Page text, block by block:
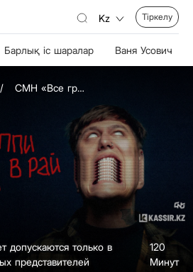
Kz Тіркелу
Барлық іс шаралар Ваня Усович
/ CMH «Все группи попадают в рай тур» в Астане
допускаются только в
представителей
120
Минут